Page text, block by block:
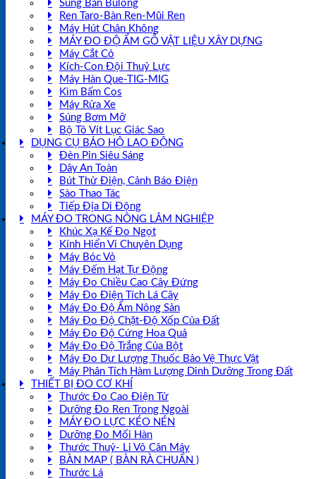
Súng Bắn Bulong
Ren Taro-Bàn Ren-Mũi Ren
Máy Hút Chân Không
MÁY ĐO ĐỘ ẨM GỖ VẬT LIỆU XÂY DỰNG
Máy Cắt Cỏ
Kích-Con Đội Thuỷ Lực
Máy Hàn Que-TIG-MIG
Kìm Bấm Cos
Máy Rửa Xe
Súng Bơm Mỡ
Bộ Tô Vít Lục Giác Sao
DỤNG CỤ BẢO HỘ LAO ĐỘNG
Đèn Pin Siêu Sáng
Dây An Toàn
Bút Thử Điện, Cảnh Báo Điện
Sào Thao Tác
Tiếp Địa Di Động
MÁY ĐO TRONG NÔNG LÂM NGHIỆP
Khúc Xạ Kế Đo Ngọt
Kính Hiển Vi Chuyên Dụng
Máy Bóc Vỏ
Máy Đếm Hạt Tự Động
Máy Đo Chiều Cao Cây Đứng
Máy Đo Điện Tích Lá Cây
Máy Đo Độ Ẩm Nông Sản
Máy Đo Độ Chặt-Độ Xốp Của Đất
Máy Đo Độ Cứng Hoa Quả
Máy Đo Độ Trắng Của Bột
Máy Đo Dư Lượng Thuốc Bảo Vệ Thực Vật
Máy Phân Tích Hàm Lượng Dinh Dưỡng Trong Đất
THIẾT BỊ ĐO CƠ KHÍ
Thước Đo Cao Điện Tử
Dưỡng Đo Ren Trong Ngoài
MÁY ĐO LỰC KÉO NÉN
Dưỡng Đo Mối Hàn
Thước Thuỷ- Li Vô Cân Máy
BÀN MAP ( BÀN RÀ CHUẨN )
Thước Lá